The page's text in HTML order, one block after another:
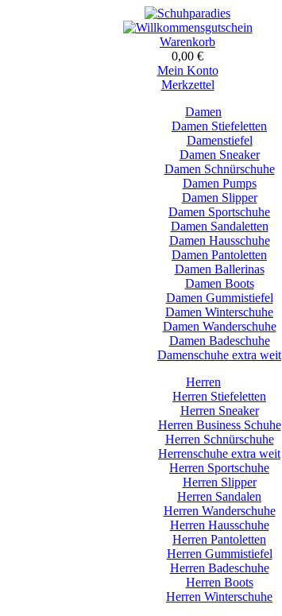
Warenkorb
0,00 €
Mein Konto
Merkzettel
Damen
Damen Stiefeletten
Damenstiefel
Damen Sneaker
Damen Schnürschuhe
Damen Pumps
Damen Slipper
Damen Sportschuhe
Damen Sandaletten
Damen Hausschuhe
Damen Pantoletten
Damen Ballerinas
Damen Boots
Damen Gummistiefel
Damen Winterschuhe
Damen Wanderschuhe
Damen Badeschuhe
Damenschuhe extra weit
Herren
Herren Stiefeletten
Herren Sneaker
Herren Business Schuhe
Herren Schnürschuhe
Herrenschuhe extra weit
Herren Sportschuhe
Herren Slipper
Herren Sandalen
Herren Wanderschuhe
Herren Hausschuhe
Herren Pantoletten
Herren Gummistiefel
Herren Badeschuhe
Herren Boots
Herren Winterschuhe